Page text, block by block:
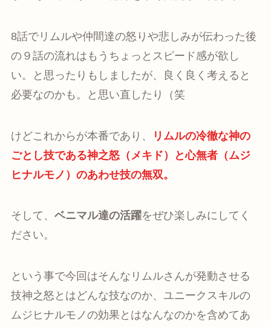
8話でリムルや仲間達の怒りや悲しみが伝わった後
の９話の流れはもうちょっとスピード感が欲し
い。と思ったりもしましたが、良く良く考えると
必要なのかも。と思い直したり（笑
けどこれからが本番であり、
リムルの冷徹な神の
ごとし技である神之怒（メキド）と心無者（ムジ
ヒナルモノ）のあわせ技の無双。
そして、 ベニマル達の活躍をぜひ楽しみにしてく
ださい。
という事で今回はそんなリムルさんが発動させる
技神之怒とはどんな技なのか、ユニークスキルの
ムジヒナルモノの効果とはなんなのかを含めてあ